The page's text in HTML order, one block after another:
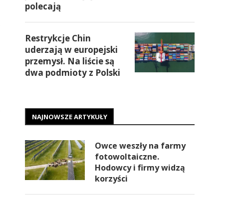
polecają
Restrykcje Chin
uderzają w europejski
przemysł. Na liście są
dwa podmioty z Polski
NAJNOWSZE ARTYKUŁY
Owce weszły na farmy
fotowoltaiczne.
Hodowcy i firmy widzą
korzyści